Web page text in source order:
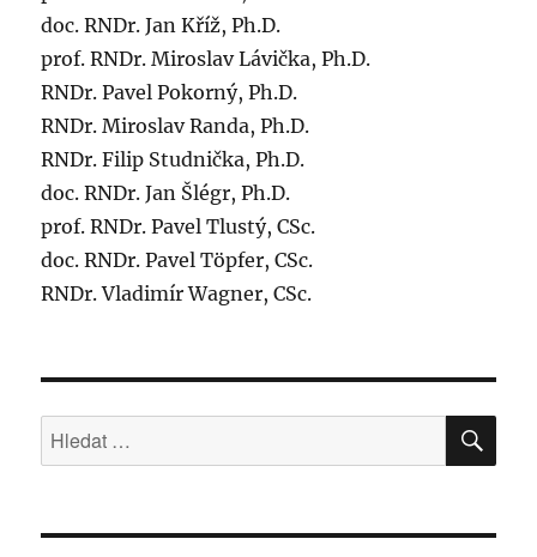
doc. RNDr. Jan Kříž, Ph.D.
prof. RNDr. Miroslav Lávička, Ph.D.
RNDr. Pavel Pokorný, Ph.D.
RNDr. Miroslav Randa, Ph.D.
RNDr. Filip Studnička, Ph.D.
doc. RNDr. Jan Šlégr, Ph.D.
prof. RNDr. Pavel Tlustý, CSc.
doc. RNDr. Pavel Töpfer, CSc.
RNDr. Vladimír Wagner, CSc.
Hledat: